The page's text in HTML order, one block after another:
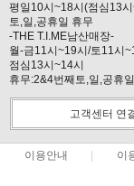
평일10시~18시(점심13
토,일,공휴일 휴무
-THE T.I.ME남산매장-
월-금11시~19시/토11시
점심13시~14시
휴무:2&4번째토,일,공휴일
고객센터 연
이용안내 이